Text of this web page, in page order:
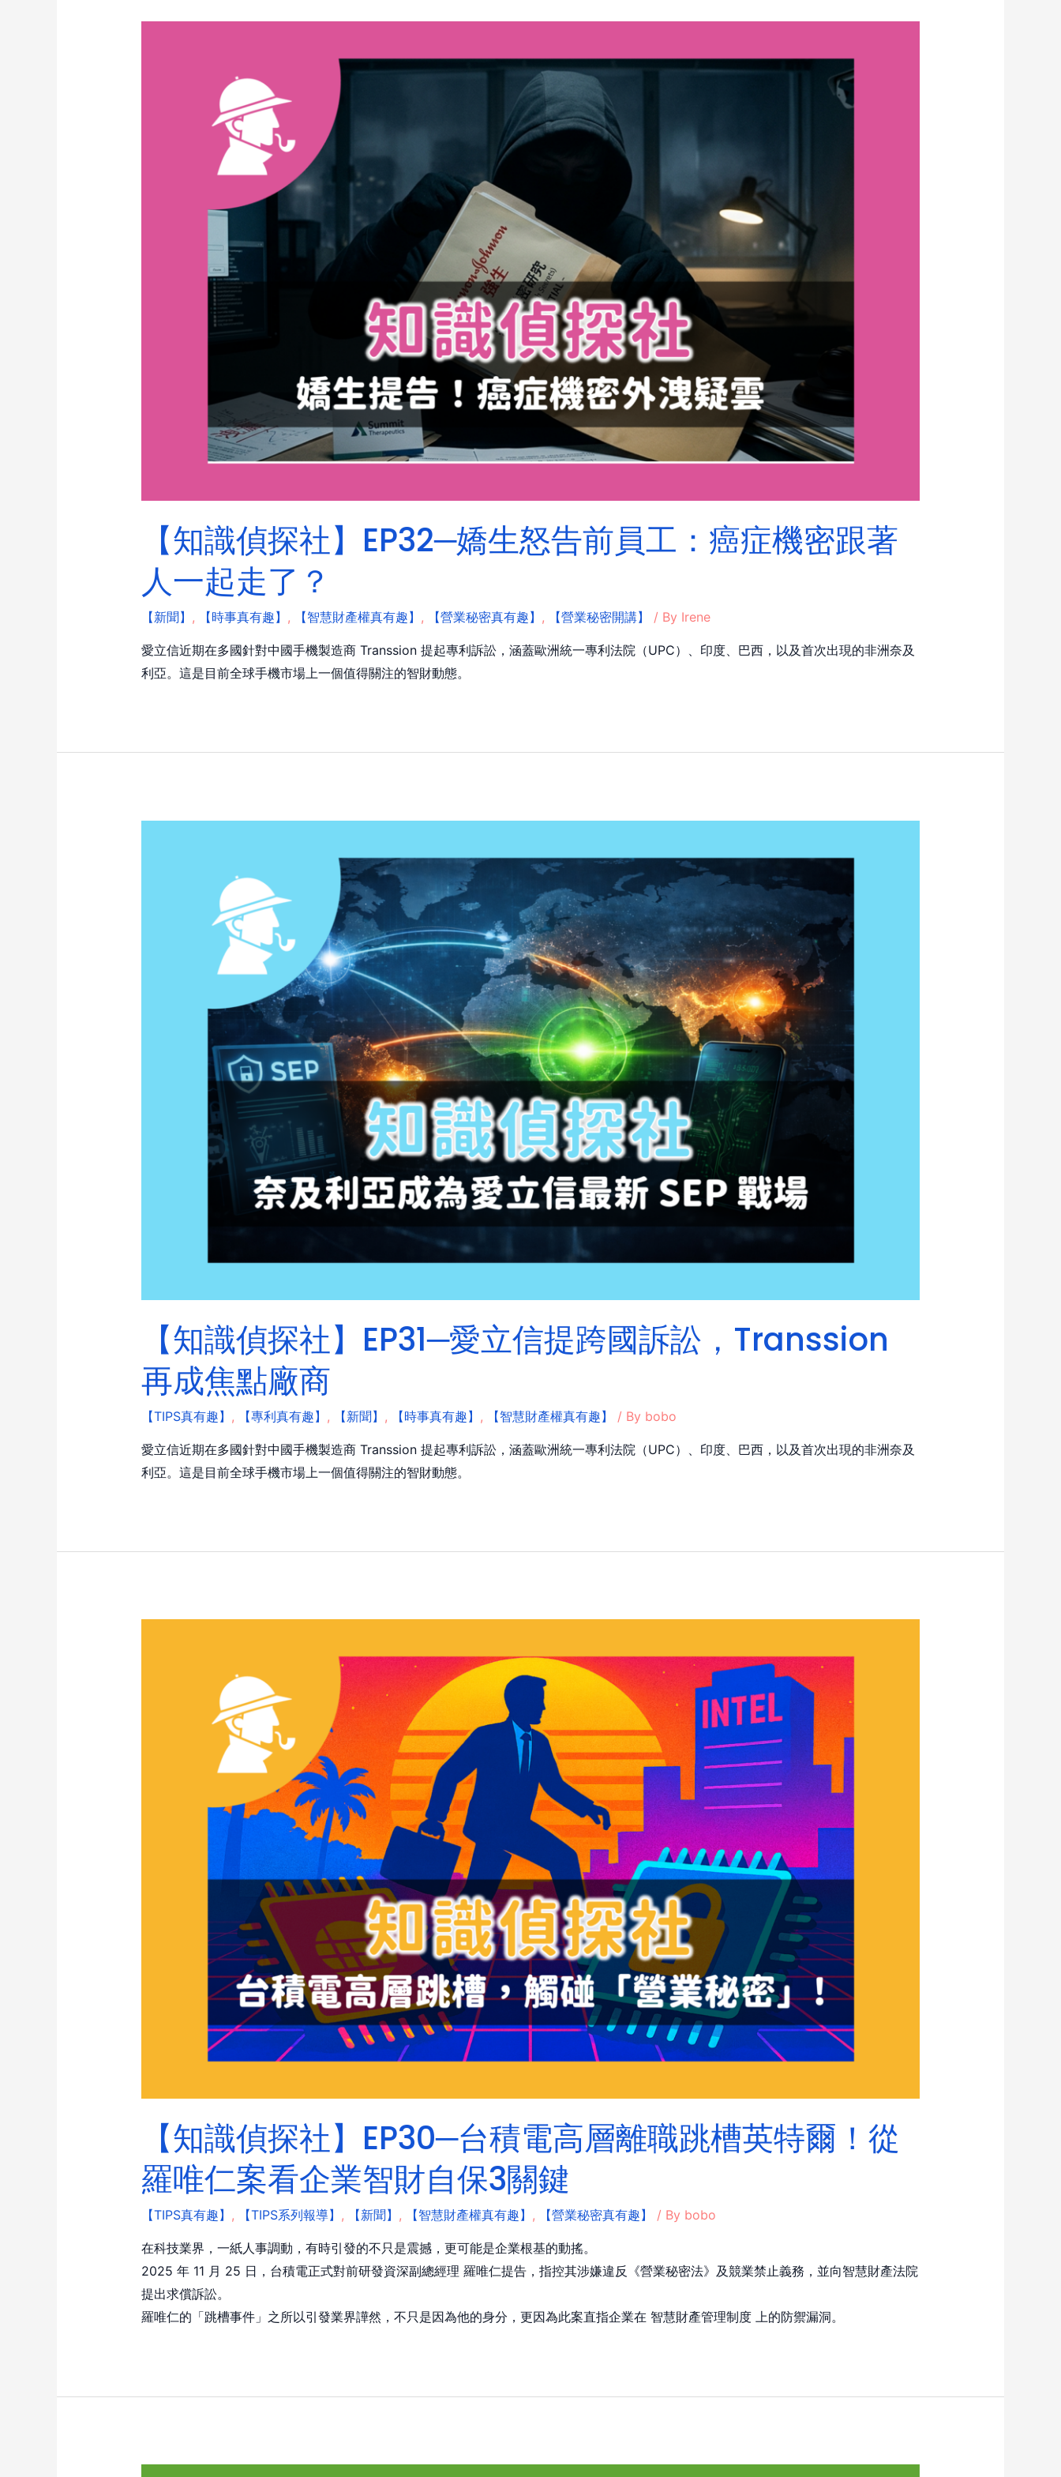
【知識偵探社】EP32─嬌生怒告前員工：癌症機密跟著
人一起走了？
【新聞】 , 【時事真有趣】 , 【智慧財產權真有趣】 , 【營業秘密真有趣】 , 【營業秘密開講】 / By Irene
愛立信近期在多國針對中國手機製造商 Transsion 提起專利訴訟，涵蓋歐洲統一專利法院（UPC）、印度、巴西，以及首次出現的非洲奈及
利亞。這是目前全球手機市場上一個值得關注的智財動態。
【知識偵探社】EP31─愛立信提跨國訴訟，Transsion
再成焦點廠商
【TIPS真有趣】 , 【專利真有趣】 , 【新聞】 , 【時事真有趣】 , 【智慧財產權真有趣】 / By bobo
愛立信近期在多國針對中國手機製造商 Transsion 提起專利訴訟，涵蓋歐洲統一專利法院（UPC）、印度、巴西，以及首次出現的非洲奈及
利亞。這是目前全球手機市場上一個值得關注的智財動態。
【知識偵探社】EP30─台積電高層離職跳槽英特爾！從
羅唯仁案看企業智財自保3關鍵
【TIPS真有趣】 , 【TIPS系列報導】 , 【新聞】 , 【智慧財產權真有趣】 , 【營業秘密真有趣】 / By bobo
在科技業界，一紙人事調動，有時引發的不只是震撼，更可能是企業根基的動搖。
2025 年 11 月 25 日，台積電正式對前研發資深副總經理 羅唯仁提告，指控其涉嫌違反《營業秘密法》及競業禁止義務，並向智慧財產法院
提出求償訴訟。
羅唯仁的「跳槽事件」之所以引發業界譁然，不只是因為他的身分，更因為此案直指企業在 智慧財產管理制度 上的防禦漏洞。